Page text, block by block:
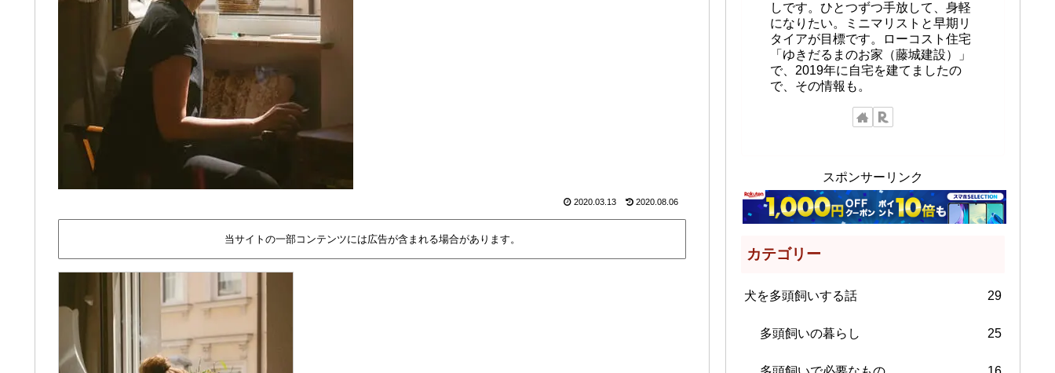
2020.03.13 2020.08.06
当サイトの一部コンテンツには広告が含まれる場合があります。
しです。ひとつずつ手放して、身軽
になりたい。ミニマリストと早期リ
タイアが目標です。ローコスト住宅
「ゆきだるまのお家（藤城建設）」
で、2019年に自宅を建てましたの
で、その情報も。
スポンサーリンク
カテゴリー
犬を多頭飼いする話 29
多頭飼いの暮らし 25